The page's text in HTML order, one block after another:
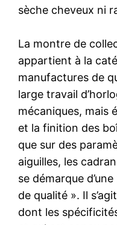
sèche cheveux ni
La montre de
appartient à la
manufactures de
large travail
mécaniques, mais
et la finition des
que sur des
aiguilles, les
se démarque
de qualité ». Il
dont les